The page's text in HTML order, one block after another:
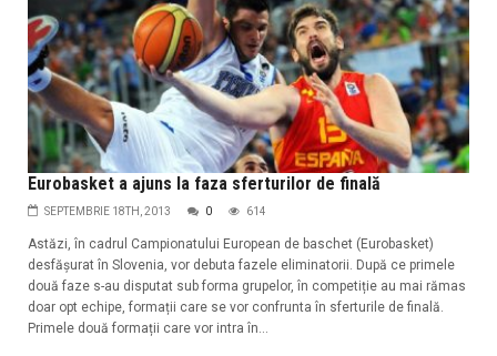
Eurobasket a ajuns la faza sferturilor de finală
SEPTEMBRIE 18TH, 2013 0 614
Astăzi, în cadrul Campionatului European de baschet (Eurobasket)
desfășurat în Slovenia, vor debuta fazele eliminatorii. După ce primele
două faze s-au disputat sub forma grupelor, în competiție au mai rămas
doar opt echipe, formații care se vor confrunta în sferturile de finală.
Primele două formații care vor intra în...